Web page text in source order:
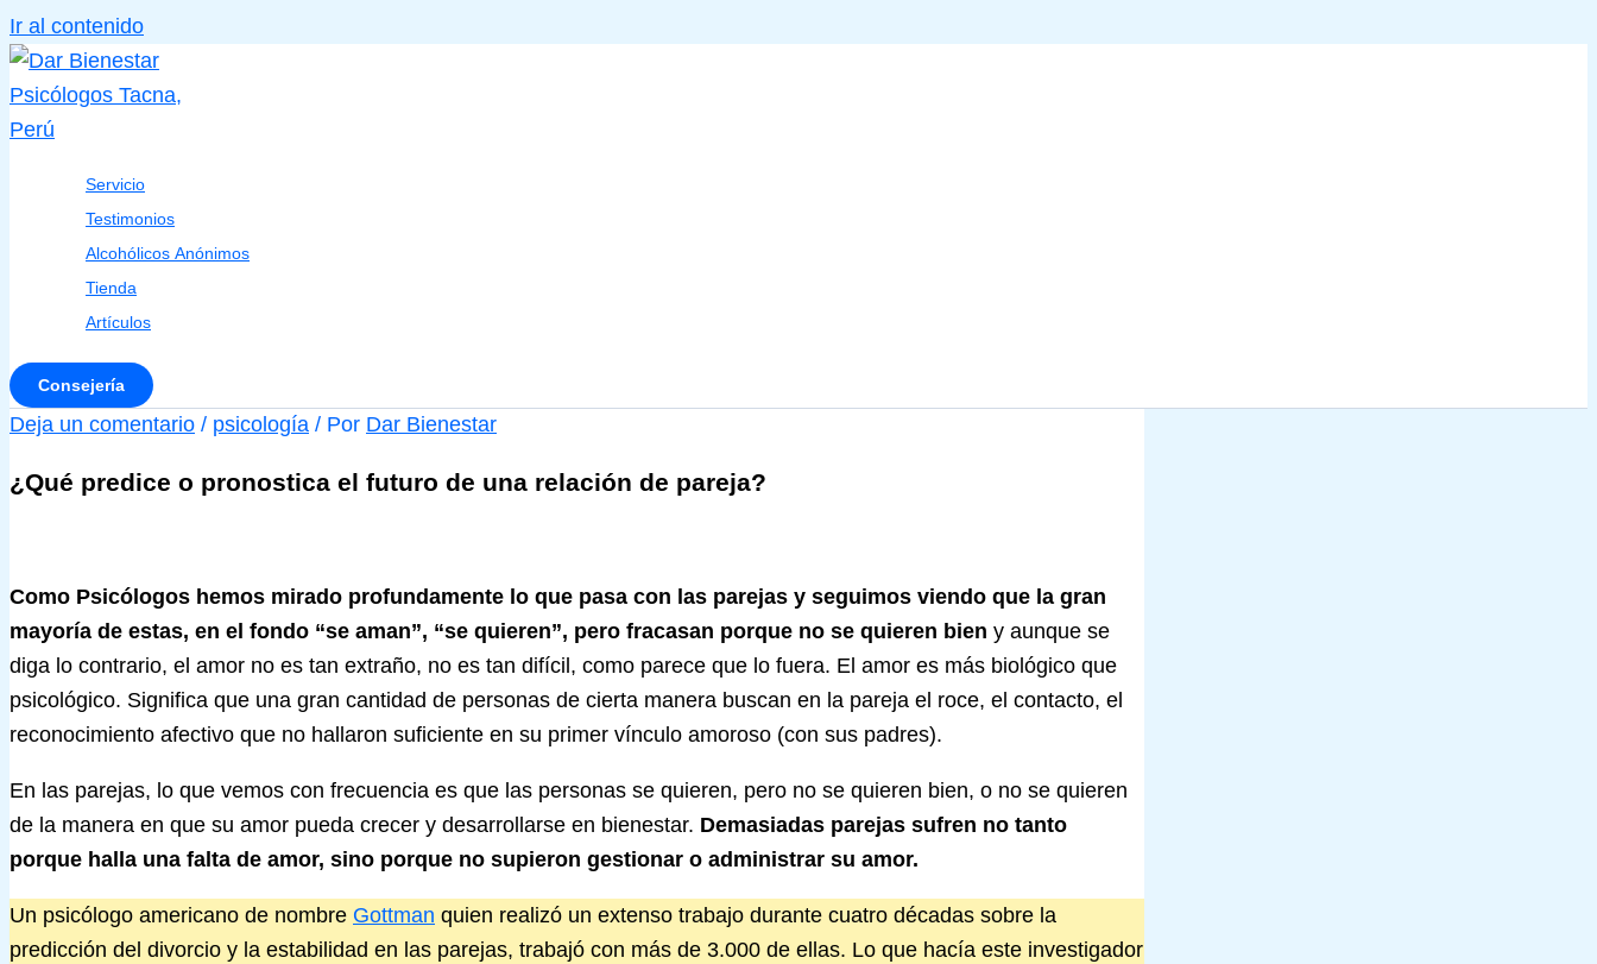
Ir al contenido
Servicio
Testimonios
Alcohólicos Anónimos
Tienda
Artículos
Consejería
Deja un comentario / psicología / Por Dar Bienestar
¿Qué predice o pronostica el futuro de una relación de pareja?
Como Psicólogos hemos mirado profundamente lo que pasa con las parejas y seguimos viendo que la gran
mayoría de estas, en el fondo “se aman”, “se quieren”, pero fracasan porque no se quieren bien y aunque se
diga lo contrario, el amor no es tan extraño, no es tan difícil, como parece que lo fuera. El amor es más biológico que
psicológico. Significa que una gran cantidad de personas de cierta manera buscan en la pareja el roce, el contacto, el
reconocimiento afectivo que no hallaron suficiente en su primer vínculo amoroso (con sus padres).
En las parejas, lo que vemos con frecuencia es que las personas se quieren, pero no se quieren bien, o no se quieren
de la manera en que su amor pueda crecer y desarrollarse en bienestar. Demasiadas parejas sufren no tanto
porque halla una falta de amor, sino porque no supieron gestionar o administrar su amor.
Un psicólogo americano de nombre Gottman quien realizó un extenso trabajo durante cuatro décadas sobre la
predicción del divorcio y la estabilidad en las parejas, trabajó con más de 3.000 de ellas. Lo que hacía este investigador